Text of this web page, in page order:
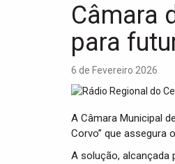
Câmara
para
6 de Fevereiro 2026
A Câmara Municipal
Corvo” que assegura
A solução, alcançada